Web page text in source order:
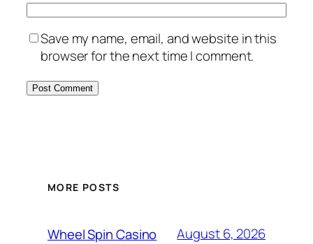
Save my name, email, and website in this
browser for the next time I comment.
MORE POSTS
Wheel Spin Casino August 6, 2026